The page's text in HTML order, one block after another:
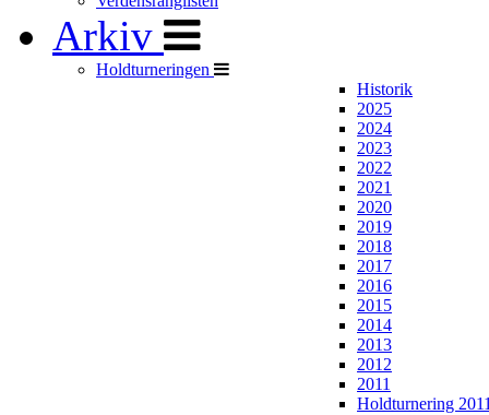
Arkiv
Holdturneringen
Historik
2025
2024
2023
2022
2021
2020
2019
2018
2017
2016
2015
2014
2013
2012
2011
Holdturnering